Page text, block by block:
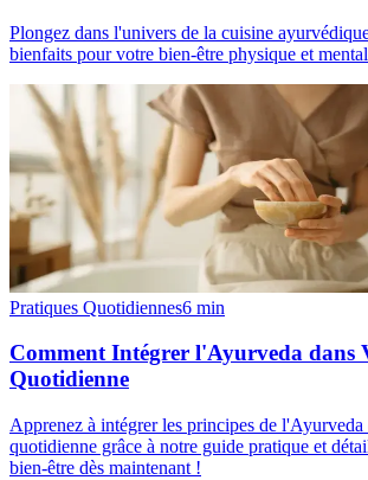
Plongez dans l'univers de la cuisine
bienfaits pour votre bien-être physique et
Pratiques Quotidiennes6 min
Comment Intégrer l'Ayurveda dans
Quotidienne
Apprenez à intégrer les principes de
quotidienne grâce à notre guide pratique et
bien-être dès maintenant !